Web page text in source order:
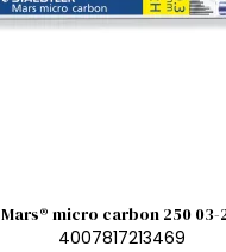
Mars® micro carbon 250 03-
4007817213469